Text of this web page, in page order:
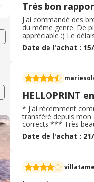
Trés bon
J'ai commandé des
du même genre. De
appréciable :) Le
rapide ( option
la qualité et le tarif.
Date de l'achat :
HELLOPRINT
* J'ai récemment
transféré depuis
corrects *** Très
recommande
Date de l'achat :